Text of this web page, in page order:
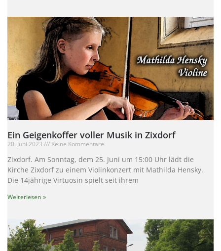
Ein Geigenkoffer voller Musik in Zixdorf
20. Juni 2023 Keine Kommentare
Zixdorf. Am Sonntag, dem 25. Juni um 15:00 Uhr lädt die
Kirche Zixdorf zu einem Violinkonzert mit Mathilda Hensky.
Die 14jährige Virtuosin spielt seit ihrem
Weiterlesen »